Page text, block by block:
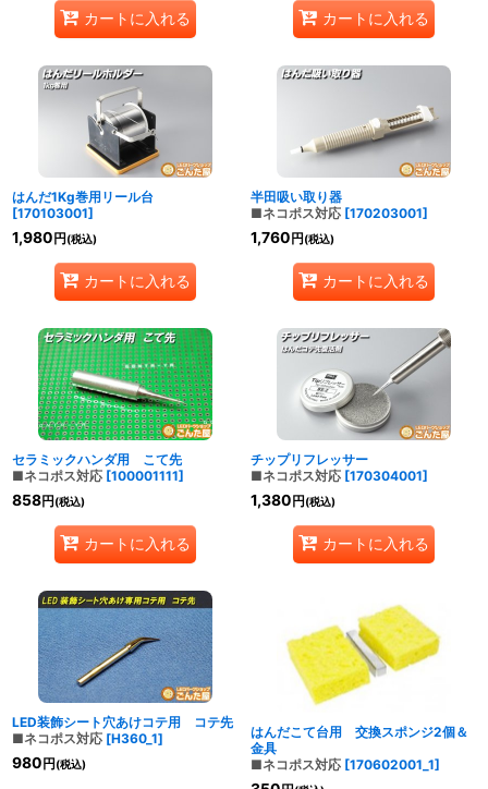
カートに入れる カートに入れる
はんだ1Kg巻用リール台
[170103001]
1,980円(税込)
カートに入れる
半田吸い取り器
■ネコポス対応 [170203001]
1,760円(税込)
カートに入れる
セラミックハンダ用 こて先
■ネコポス対応 [100001111]
858円(税込)
カートに入れる
チップリフレッサー
■ネコポス対応 [170304001]
1,380円(税込)
カートに入れる
LED装飾シート穴あけコテ用 コテ先
■ネコポス対応 [H360_1]
980円(税込)
はんだこて台用 交換スポンジ2個＆
金具
■ネコポス対応 [170602001_1]